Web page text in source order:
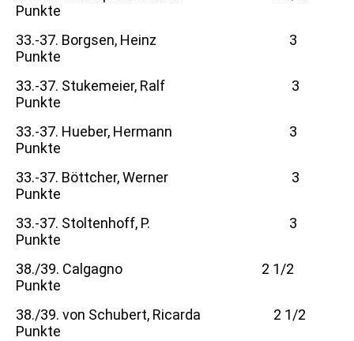
Punkte
33.-37. Borgsen, Heinz 3
Punkte
33.-37. Stukemeier, Ralf 3
Punkte
33.-37. Hueber, Hermann 3
Punkte
33.-37. Böttcher, Werner 3
Punkte
33.-37. Stoltenhoff, P. 3
Punkte
38./39. Calgagno 2 1/2
Punkte
38./39. von Schubert, Ricarda 2 1/2
Punkte